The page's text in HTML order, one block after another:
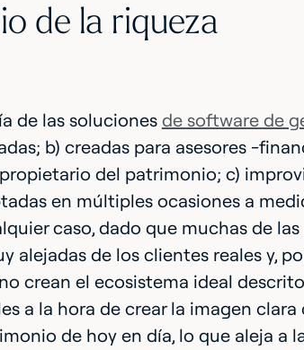
de la riqueza
de las soluciones de software de
b) creadas para asesores -
del patrimonio; c)
en múltiples ocasiones a
caso, dado que muchas de
alejadas de los clientes reales y,
crean el ecosistema ideal
a la hora de crear la imagen
de hoy en día, lo que aleja a